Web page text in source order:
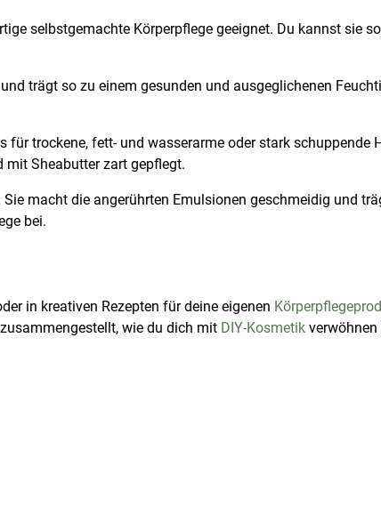
selbstgemachte Körperpflege geeignet. Du kannst sie
trägt so zu einem gesunden und ausgeglichenen
trockene, fett- und wasserarme oder stark schuppende
mit Sheabutter zart gepflegt.
macht die angerührten Emulsionen geschmeidig und
bei.
in kreativen Rezepten für deine eigenen
wie du dich mit DIY-Kosmetik